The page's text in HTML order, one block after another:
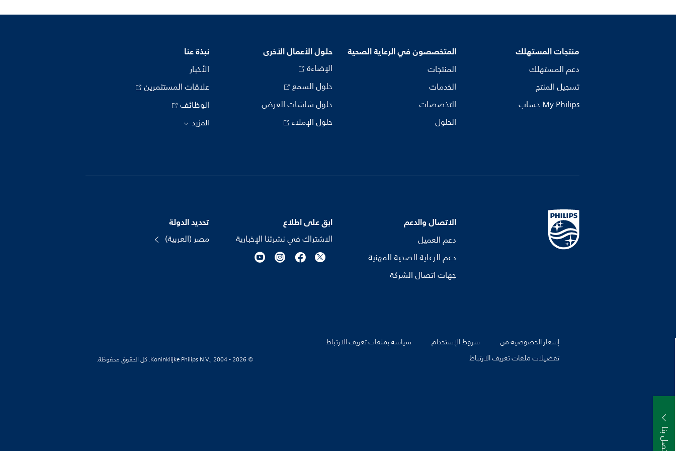
منتجات المستهلك
دعم المستهلك
تسجيل المنتج
My Philips حساب
المتخصصون في الرعاية الصحية
المنتجات
الخدمات
التخصصات
الحلول
حلول الأعمال الأخرى
الإضاءة
حلول السمع
حلول شاشات العرض
حلول الإملاء
نبذة عنا
الأخبار
علاقات المستثمرين
الوظائف
المزيد
الاتصال والدعم
دعم العميل
دعم الرعاية الصحية المهنية
جهات اتصال الشركة
ابق على اطلاع
الاشتراك في نشرتنا الإخبارية
تحديد الدولة
مصر (العربية)
إشعار الخصوصية من شروط الإستخدام
سياسة بملفات تعريف الارتباط
تفضيلات ملفات تعريف الارتباط
© Koninklijke Philips N.V., 2004 - 2026. كل الحقوق محفوظة.
اتصل بنا